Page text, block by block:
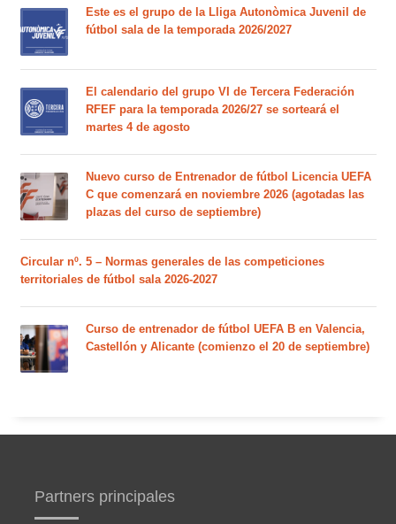
Este es el grupo de la Lliga Autonòmica Juvenil de
fútbol sala de la temporada 2026/2027
El calendario del grupo VI de Tercera Federación
RFEF para la temporada 2026/27 se sorteará el
martes 4 de agosto
Nuevo curso de Entrenador de fútbol Licencia UEFA
C que comenzará en noviembre 2026 (agotadas las
plazas del curso de septiembre)
Circular nº. 5 – Normas generales de las competiciones
territoriales de fútbol sala 2026-2027
Curso de entrenador de fútbol UEFA B en Valencia,
Castellón y Alicante (comienzo el 20 de septiembre)
Partners principales